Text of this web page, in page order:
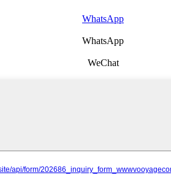
WhatsApp
WhatsApp
WeChat